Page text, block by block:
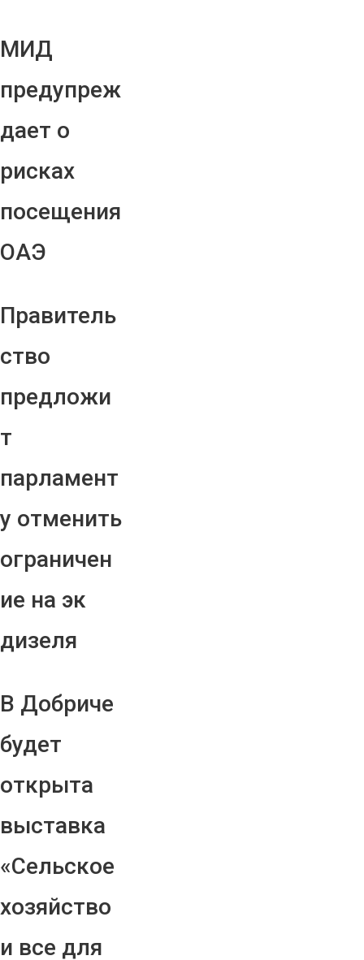
МИД
предупреж
дает о
рисках
посещения
ОАЭ
Правитель
ство
предложи
т
парламент
у отменить
ограничен
ие на эк
дизеля
В Добриче
будет
открыта
выставка
«Сельское
хозяйство
и все для